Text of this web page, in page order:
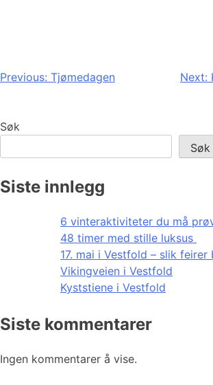
Innleggsnavigasjon
Previous: Tjømedagen Next:
Søk
Søk
Siste innlegg
6 vinteraktiviteter du må
48 timer med stille luksus
17. mai i Vestfold – slik feirer
Vikingveien i Vestfold
Kyststiene i Vestfold
Siste kommentarer
Ingen kommentarer å vise.